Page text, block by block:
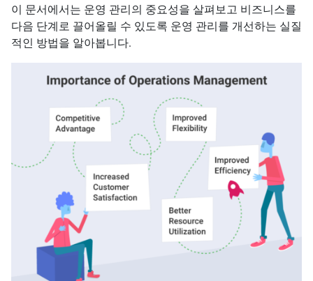
이 문서에서는 운영 관리의 중요성을 살펴보고 비즈니스를
다음 단계로 끌어올릴 수 있도록 운영 관리를 개선하는 실질
적인 방법을 알아봅니다.